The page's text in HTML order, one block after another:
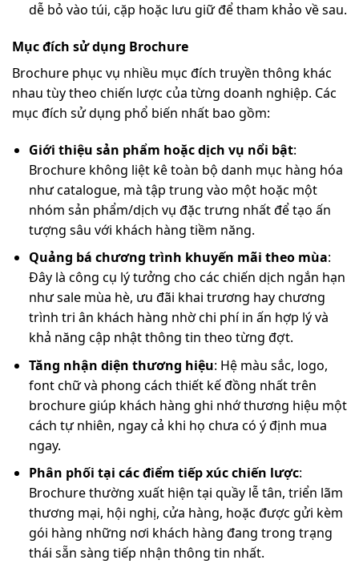
dễ bỏ vào túi, cặp hoặc lưu giữ để tham khảo về sau.
Mục đích sử dụng Brochure
Brochure phục vụ nhiều mục đích truyền thông khác
nhau tùy theo chiến lược của từng doanh nghiệp. Các
mục đích sử dụng phổ biến nhất bao gồm:
Giới thiệu sản phẩm hoặc dịch vụ nổi bật:
Brochure không liệt kê toàn bộ danh mục hàng hóa
như catalogue, mà tập trung vào một hoặc một
nhóm sản phẩm/dịch vụ đặc trưng nhất để tạo ấn
tượng sâu với khách hàng tiềm năng.
Quảng bá chương trình khuyến mãi theo mùa:
Đây là công cụ lý tưởng cho các chiến dịch ngắn hạn
như sale mùa hè, ưu đãi khai trương hay chương
trình tri ân khách hàng nhờ chi phí in ấn hợp lý và
khả năng cập nhật thông tin theo từng đợt.
Tăng nhận diện thương hiệu: Hệ màu sắc, logo,
font chữ và phong cách thiết kế đồng nhất trên
brochure giúp khách hàng ghi nhớ thương hiệu một
cách tự nhiên, ngay cả khi họ chưa có ý định mua
ngay.
Phân phối tại các điểm tiếp xúc chiến lược:
Brochure thường xuất hiện tại quầy lễ tân, triển lãm
thương mại, hội nghị, cửa hàng, hoặc được gửi kèm
gói hàng những nơi khách hàng đang trong trạng
thái sẵn sàng tiếp nhận thông tin nhất.